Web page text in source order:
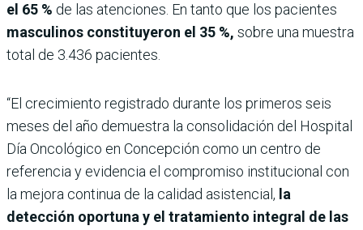
el 65 % de las atenciones. En tanto que los pacientes
masculinos constituyeron el 35 %, sobre una muestra
total de 3.436 pacientes.
“El crecimiento registrado durante los primeros seis
meses del año demuestra la consolidación del Hospital
Día Oncológico en Concepción como un centro de
referencia y evidencia el compromiso institucional con
la mejora continua de la calidad asistencial, la
detección oportuna y el tratamiento integral de las